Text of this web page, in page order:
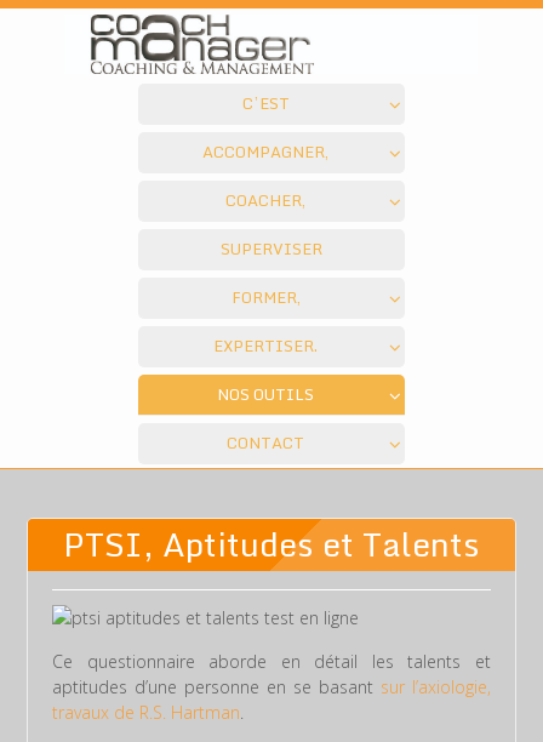
C’EST
ACCOMPAGNER,
COACHER,
SUPERVISER
FORMER,
EXPERTISER.
NOS OUTILS
CONTACT
PTSI, Aptitudes et Talents
Ce questionnaire aborde en détail les talents et
aptitudes d’une personne en se basant sur l’axiologie,
travaux de R.S. Hartman